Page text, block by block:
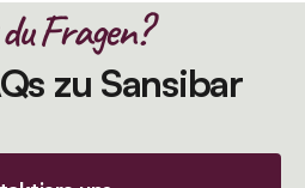
Fragen?
zu Sansibar